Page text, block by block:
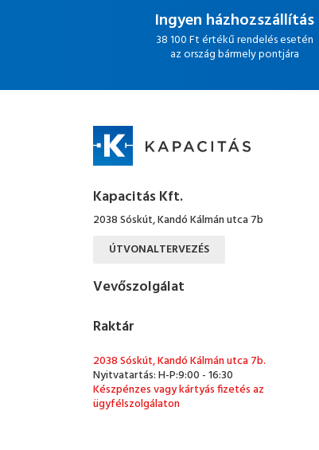
Ingyen házhozszállítás
38 100 Ft értékű rendelés esetén
az ország bármely pontjára
Kapacitás Kft.
2038 Sóskút, Kandó Kálmán utca 7b
ÚTVONALTERVEZÉS
Vevőszolgálat
Raktár
2038 Sóskút, Kandó Kálmán utca 7b.
Nyitvatartás: H-P:9:00 - 16:30
Készpénzes vagy kártyás fizetés az
ügyfélszolgálaton